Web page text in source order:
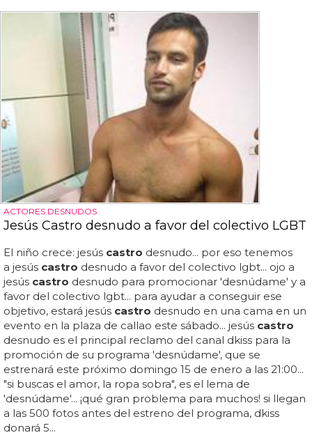
ACTORES DESNUDOS
Jesús Castro desnudo a favor del colectivo LGBT
El niño crece: jesús castro desnudo... por eso tenemos
a jesús castro desnudo a favor del colectivo lgbt... ojo a
jesús castro desnudo para promocionar 'desnúdame' y a
favor del colectivo lgbt... para ayudar a conseguir ese
objetivo, estará jesús castro desnudo en una cama en un
evento en la plaza de callao este sábado... jesús castro
desnudo es el principal reclamo del canal dkiss para la
promoción de su programa 'desnúdame', que se
estrenará este próximo domingo 15 de enero a las 21:00...
"si buscas el amor, la ropa sobra", es el lema de
'desnúdame'... ¡qué gran problema para muchos! si llegan
a las 500 fotos antes del estreno del programa, dkiss
donará 5...